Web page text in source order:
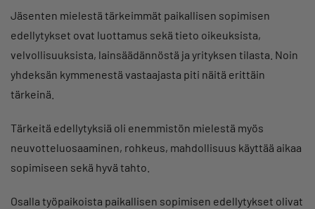
Jäsenten mielestä tärkeimmät paikallisen sopimisen
edellytykset ovat luottamus sekä tieto oikeuksista,
velvollisuuksista, lainsäädännöstä ja yrityksen tilasta. Noin
yhdeksän kymmenestä vastaajasta piti näitä erittäin
tärkeinä.
Tärkeitä edellytyksiä oli enemmistön mielestä myös
neuvotteluosaaminen, rohkeus, mahdollisuus käyttää aikaa
sopimiseen sekä hyvä tahto.
Osalla työpaikoista paikallisen sopimisen edellytykset olivat